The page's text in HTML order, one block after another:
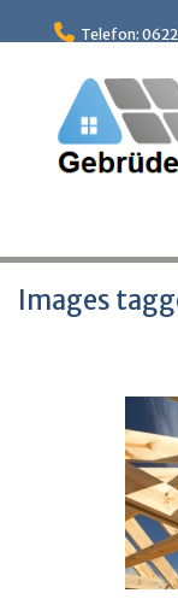
to
Telefon:
Images